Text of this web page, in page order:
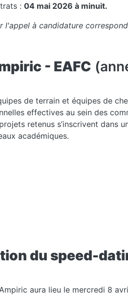
: 04 mai 2026 à minuit.
l'appel à candidature
- EAFC
de terrain et équipes de
effectives au sein des
retenus s’inscrivent dans
académiques.
du speed-
aura lieu le mercredi 8